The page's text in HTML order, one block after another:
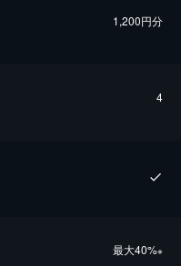
1,200円分
4
最⼤40%※